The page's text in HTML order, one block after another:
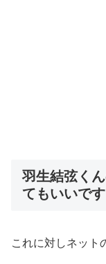
羽生結弦く
てもいいで
これに対しネット